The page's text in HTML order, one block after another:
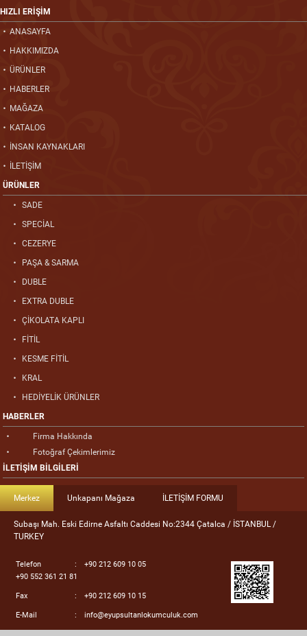
HIZLI ERİŞİM
ANASAYFA
HAKKIMIZDA
ÜRÜNLER
HABERLER
MAĞAZA
KATALOG
İNSAN KAYNAKLARI
İLETİŞİM
ÜRÜNLER
SADE
SPECİAL
CEZERYE
PAŞA & SARMA
DUBLE
EXTRA DUBLE
ÇİKOLATA KAPLI
FİTİL
KESME FİTİL
KRAL
HEDİYELİK ÜRÜNLER
HABERLER
Firma Hakkında
Fotoğraf Çekimlerimiz
İLETİŞİM BİLGİLERİ
Merkez Unkapanı Mağaza İLETİŞİM FORMU
Subaşı Mah. Eski Edirne Asfaltı Caddesi No:2344 Çatalca / İSTANBUL /
TURKEY
Telefon :
+90 212 609 10 05
+90 552 361 21 81
Fax : +90 212 609 10 15
E-Mail : info@eyupsultanlokumculuk.com